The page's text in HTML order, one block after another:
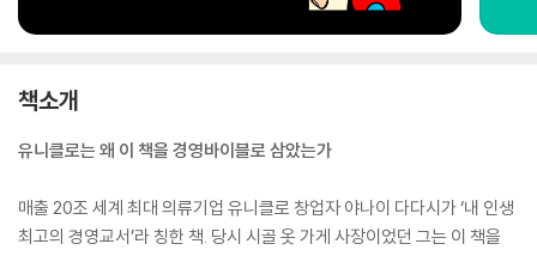
책소개
유니클로는 왜 이 책을 경영바이블로 삼았는가
매출 20조 세계 최대 의류기업 유니클로 창업자 야나이 다다시가 ‘내 인생
최고의 경영교서’라 칭한 책. 당시 시골 옷 가게 사장이었던 그는 이 책을